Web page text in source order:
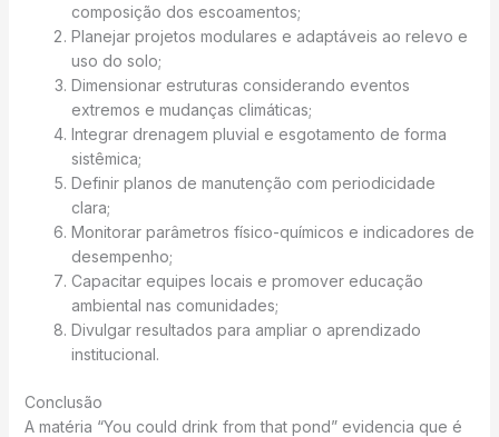
composição dos escoamentos;
Planejar projetos modulares e adaptáveis ao relevo e
uso do solo;
Dimensionar estruturas considerando eventos
extremos e mudanças climáticas;
Integrar drenagem pluvial e esgotamento de forma
sistêmica;
Definir planos de manutenção com periodicidade
clara;
Monitorar parâmetros físico-químicos e indicadores de
desempenho;
Capacitar equipes locais e promover educação
ambiental nas comunidades;
Divulgar resultados para ampliar o aprendizado
institucional.
Conclusão
A matéria “You could drink from that pond” evidencia que é